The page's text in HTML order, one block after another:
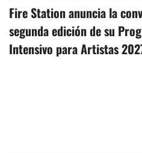
Fire Station anuncia la
segunda edición de su
Intensivo para Artistas